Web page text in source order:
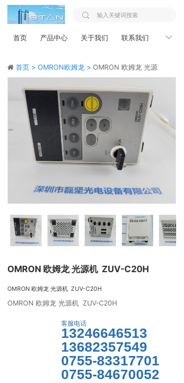
首页 产品中心 关于我们 联系我们 新闻资
首页 > OMRON欧姆龙 > OMRON 欧姆龙 光源
机 ZUV-C20H
OMRON 欧姆龙 光源机 ZUV-C20H
OMRON 欧姆龙 光源机 ZUV-C20H
客服电话
13246646513
13682357549
0755-83317701
0755-84670052